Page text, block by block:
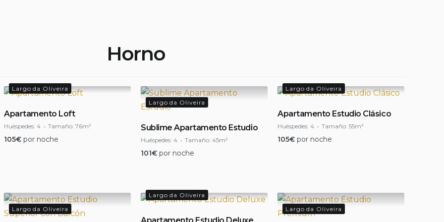
Horno
Largo da Oliveira
Apartamento Loft
Huéspedes: 4 Tamaño: 76m²
105€ por noche
Largo da Oliveira
Sublime Apartamento Estudio
Huéspedes: 4 Tamaño: 45m²
101€ por noche
Largo da Oliveira
Apartamento Estudio Clásico
Huéspedes: 4 Tamaño: 55m²
105€ por noche
Largo da Oliveira
Largo da Oliveira
Largo da Oliveira